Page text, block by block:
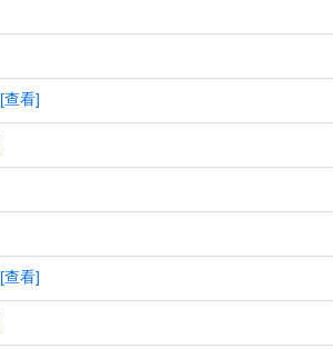
[查看]
[查看]